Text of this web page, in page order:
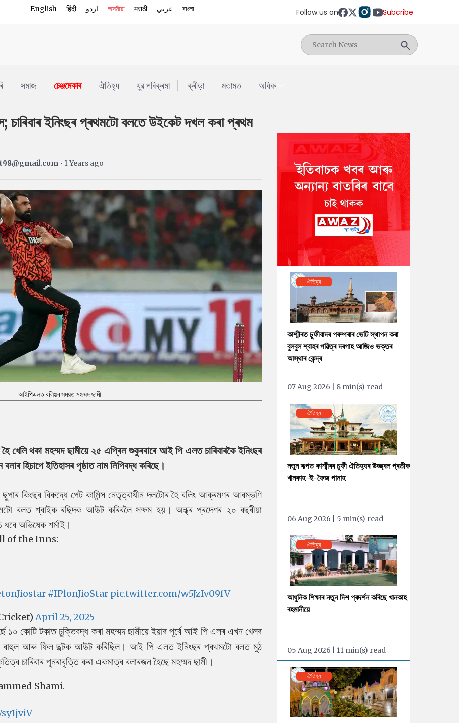
English हिंदी اردو অসমীয়া मराठी عربي বাংলা Follow us on Subcribe
সমাজ চেঞ্জমেকাৰ ঐতিহ্য যুৱ পৰিক্ৰমা ক্ৰীড়া মতামত অধিক
চাৰিবাৰ ইনিংছৰ প্ৰথমটো বলতে উইকেট দখল কৰা প্ৰথম
• 1 Years ago
আইপিএলত বলিঙৰ সময়ত মহম্মদ ছামী
খেলি থকা মহম্মদ ছামীয়ে ২৫ এপ্ৰিল শুকুৰবাৰে আই পি এলত চাৰিবাৰকৈ ইনিংছৰ
হিচাপে ইতিহাসৰ পৃষ্ঠাত নাম লিপিবদ্ধ কৰিছে।
ছুপাৰ কিংছৰ বিৰুদ্ধে পেট কামিন্স নেতৃত্বাধীন দলটোৰ হৈ বলিং আক্ৰমণৰ আৰম্ভণি
বলত শ্বাইক ৰছিদক আউট কৰিবলৈ সক্ষম হয়। অন্ধ্ৰ প্ৰদেশৰ ২০ বছৰীয়া
অভিষেক শৰ্মাই।
of the Inns:
#IPlonJioStar pic.twitter.com/w5JzIv09fV
April 25, 2025
১০ কোটি টকাত চুক্তিবদ্ধ কৰা মহম্মদ ছামীয়ে ইয়াৰ পূৰ্বে আই পি এলৰ এখন খেলৰ
ৰাহুল আৰু ফিল ছল্টক আউট কৰিছিল। আই পি এলত ইনিংছৰ প্ৰথমটো বলত মুঠ
চাৰিবাৰ পুনৰাবৃত্তি কৰা একমাত্ৰ বলাৰজন হৈছে মহম্মদ ছামী।
Shami.
ঐতিহ্য
কাশ্মীৰত চুফীবাদৰ পৰম্পৰাৰ ভেটি স্থাপন কৰা
বুলবুল শ্বাহৰ পৱিত্ৰ দৰগাহ আজিও ভক্তৰ
আস্থাৰ কেন্দ্ৰ
07 Aug 2026 | 8 min(s) read
ঐতিহ্য
নতুন ৰূপত কাশ্মীৰৰ চুফী ঐতিহ্যৰ উজ্জ্বল প্ৰতীক
খানকাহ-ই-ফৈজ পানাহ
06 Aug 2026 | 5 min(s) read
ঐতিহ্য
আধুনিক শিক্ষাৰ নতুন দিশ প্ৰদৰ্শন কৰিছে খানকাহ
ৰহমানীয়ে
05 Aug 2026 | 11 min(s) read
ঐতিহ্য